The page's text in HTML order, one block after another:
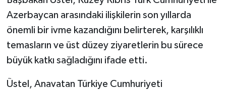
Azerbaycan arasındaki ilişkilerin son yıllarda
önemli bir ivme kazandığını belirterek, karşılıklı
temasların ve üst düzey ziyaretlerin bu sürece
büyük katkı sağladığını ifade etti.
Üstel, Anavatan Türkiye Cumhuriyeti